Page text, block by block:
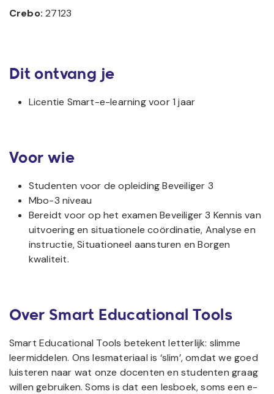
Crebo: 27123
Dit ontvang je
Licentie Smart-e-learning voor 1 jaar
Voor wie
Studenten voor de opleiding Beveiliger 3
Mbo-3 niveau
Bereidt voor op het examen Beveiliger 3 Kennis van
uitvoering en situationele coördinatie, Analyse en
instructie, Situationeel aansturen en Borgen
kwaliteit.
Over Smart Educational Tools
Smart Educational Tools betekent letterlijk: slimme
leermiddelen. Ons lesmateriaal is ‘slim’, omdat we goed
luisteren naar wat onze docenten en studenten graag
willen gebruiken. Soms is dat een lesboek, soms een e-